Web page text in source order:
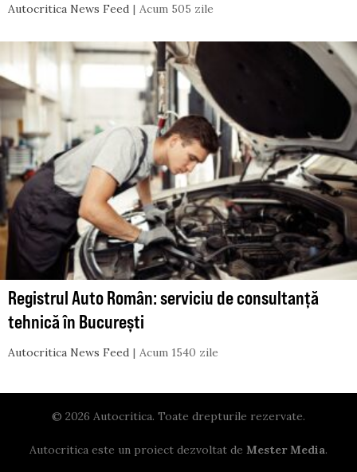
Autocritica News Feed Acum 505 zile
Registrul Auto Român: serviciu de consultanță
tehnică în București
Autocritica News Feed Acum 1540 zile
© 2026 Autocritica. Toate drepturile rezervate.
Autocritica este un proiect dezvoltat de Mester Media.